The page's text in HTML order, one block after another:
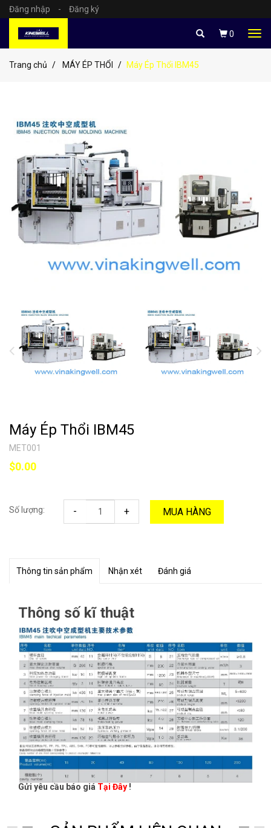
Đăng nhập - Đăng ký
0
Trang chủ MÁY ÉP THỔI Máy Ép Thổi IBM45
Máy Ép Thổi IBM45
MET001
$0.00
Số lượng: - + MUA HÀNG
Thông tin sản phẩm Nhận xét Đánh giá
Thông số kĩ thuật
Gửi yêu cầu báo giá Tại Đây !